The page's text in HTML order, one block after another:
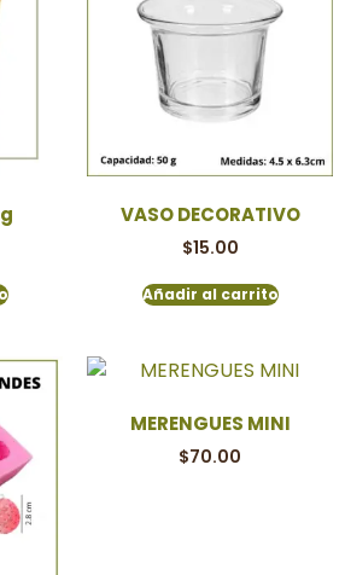
VASO DECORATIVO
$15.00
Añadir al carrito
MERENGUES MINI
$70.00